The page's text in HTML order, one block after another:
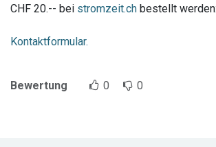
CHF 20.-- bei stromzeit.ch bestellt werden:
Kontaktformular.
Bewertung 0 0